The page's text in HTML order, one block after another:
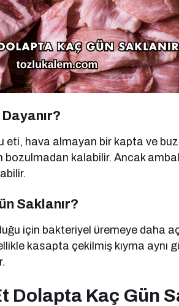
eti, hava almayan bir kapta ve
bozulmadan kalabilir. Ancak
Saklanır?
için bakteriyel üremeye daha
kasapta çekilmiş kıyma aynı
Dolapta Kaç Gün